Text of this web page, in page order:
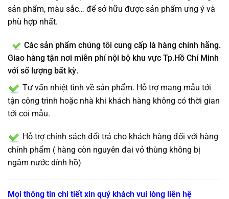
sản phẩm, màu sắc… để sở hữu được sản phẩm ưng ý và
phù hợp nhất.
Các sản phẩm chúng tôi cung cấp là hàng chính hãng.
Giao hàng tận nơi miễn phí nội bộ khu vực Tp.Hồ Chí Minh
với số lượng bất kỳ.
Tư vấn nhiệt tình về sản phẩm. Hỗ trợ mang mẫu tới
tận công trình hoặc nhà khi khách hàng không có thời gian
tới coi mẫu.
Hỗ trợ chính sách đổi trả cho khách hàng đối với hàng
chính phẩm ( hàng còn nguyên đai vỏ thùng không bị
ngâm nước dính hồ)
Mọi thông tin chi tiết xin quý khách vui lòng liên hệ